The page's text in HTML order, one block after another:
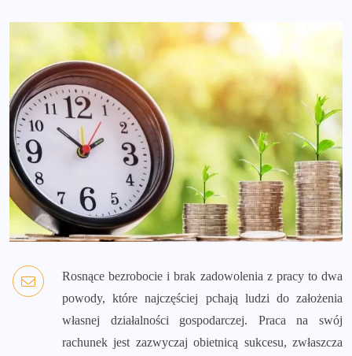
Rosnące bezrobocie i brak zadowolenia z pracy to dwa
powody, które najczęściej pchają ludzi do założenia
własnej działalności gospodarczej. Praca na swój
rachunek jest zazwyczaj obietnicą sukcesu, zwłaszcza